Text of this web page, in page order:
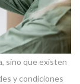
sino que existen
y condiciones